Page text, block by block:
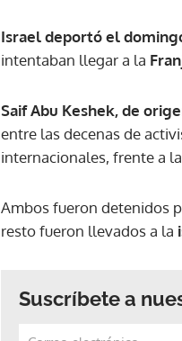
Israel deportó el
intentaban llegar a la
Saif Abu Keshek, de
entre las decenas de
internacionales, frente a
Ambos fueron detenidos
resto fueron llevados a la
Suscríbete a